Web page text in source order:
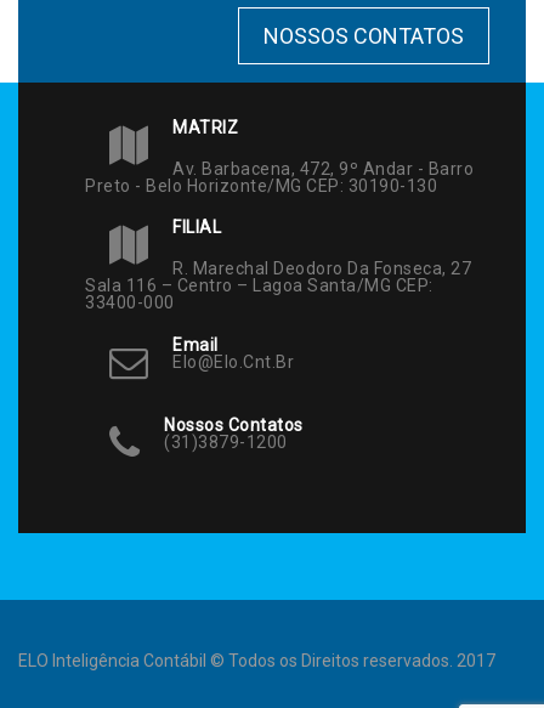
NOSSOS CONTATOS
MATRIZ
Av. Barbacena, 472, 9º Andar - Barro
Preto - Belo Horizonte/MG CEP: 30190-130
FILIAL
R. Marechal Deodoro Da Fonseca, 27
Sala 116 – Centro – Lagoa Santa/MG CEP:
33400-000
Email
Elo@elo.cnt.br
Nossos Contatos
(31)3879-1200
ELO Inteligência Contábil © Todos os Direitos reservados. 2017